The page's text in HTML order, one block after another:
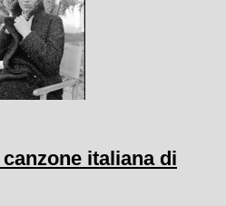
italiana di